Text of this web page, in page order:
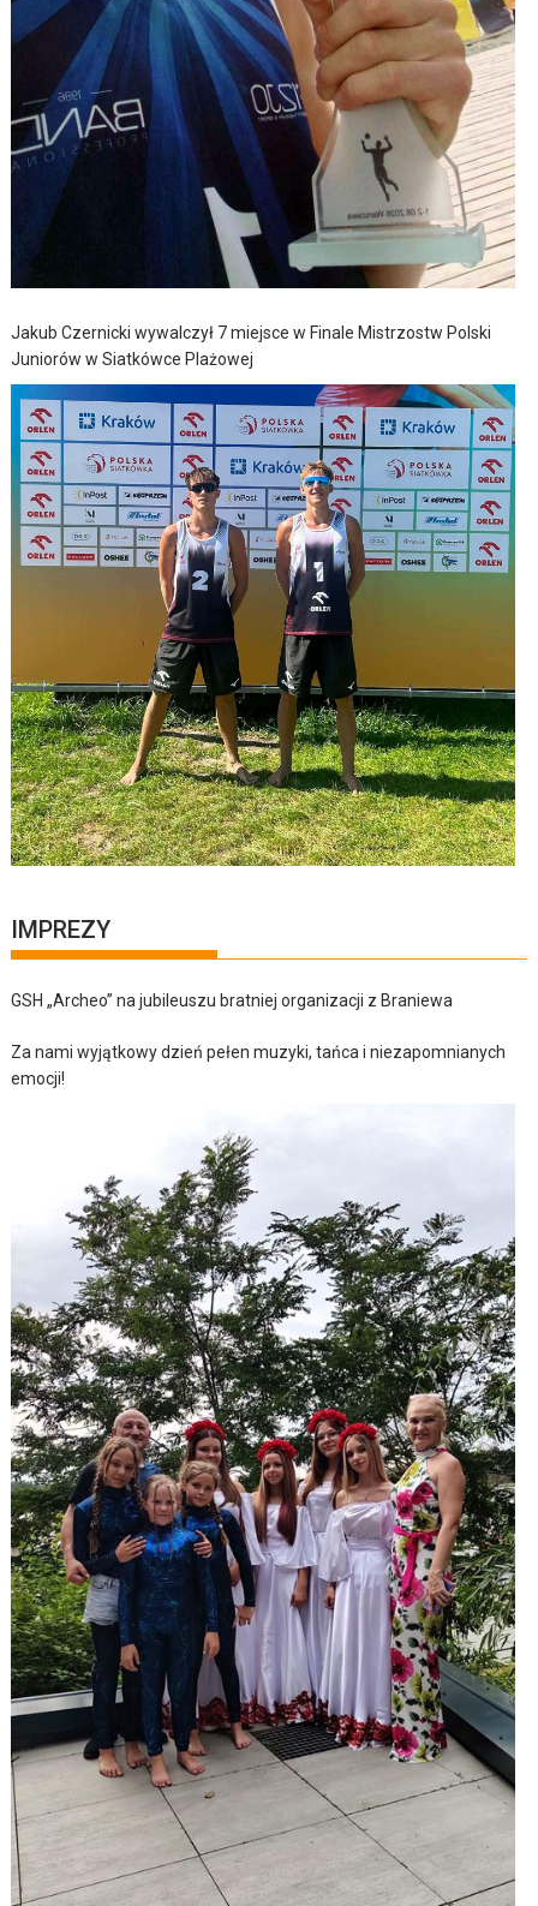
Jakub Czernicki wywalczył 7 miejsce w Finale Mistrzostw Polski
Juniorów w Siatkówce Plażowej
IMPREZY
GSH „Archeo” na jubileuszu bratniej organizacji z Braniewa
Za nami wyjątkowy dzień pełen muzyki, tańca i niezapomnianych
emocji!